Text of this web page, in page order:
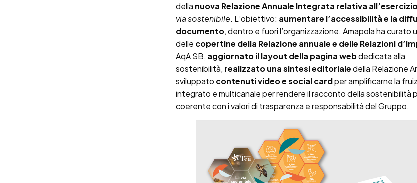
della nuova Relazione Annuale Integrata relativa
via sostenibile. L’obiettivo: aumentare l’accessibilità e la
documento, dentro e fuori l’organizzazione. Amapola ha curato
delle copertine della Relazione annuale e delle Relazioni
AqA SB, aggiornato il layout della pagina webdedicata alla
sostenibilità, realizzato una sintesi editorialedella Relazione
sviluppato contenuti video e social cardper amplificarne la
integrato e multicanale per rendere il racconto della sostenibilità
coerente con i valori di trasparenza e responsabilità del Gruppo.